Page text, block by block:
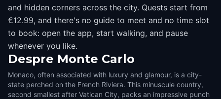
and hidden corners across the city. Quests start from
€12.99, and there's no guide to meet and no time slot
to book: open the app, start walking, and pause
whenever you like.
Despre Monte Carlo
Monaco, often associated with luxury and glamour, is a city-
state perched on the French Riviera. This minuscule country,
second smallest after Vatican City, packs an impressive punch